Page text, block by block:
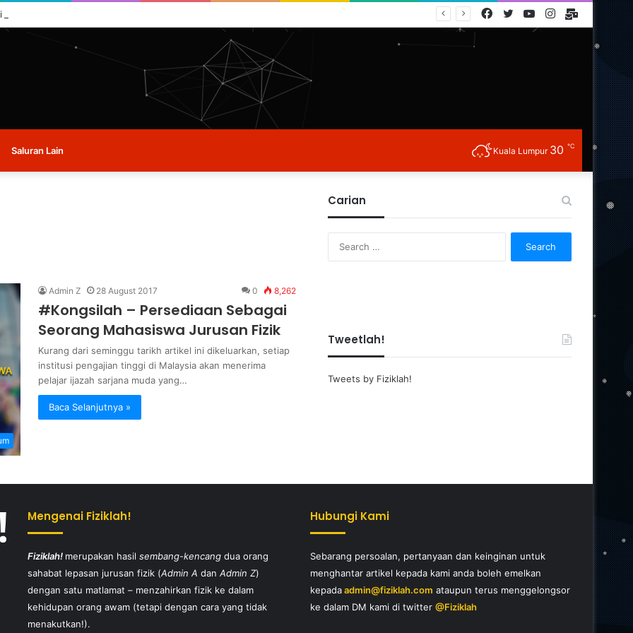
masa ini.
E-
Instagram
YouTube
Twitter
Facebook
Saluran Lain Kuala Lumpur 30 ℃
Admin Z 28 August 2017 0 8,262
#Kongsilah – Persediaan Sebagai
Seorang Mahasiswa Jurusan Fizik
Kurang dari seminggu tarikh artikel ini dikeluarkan, setiap
institusi pengajian tinggi di Malaysia akan menerima
pelajar ijazah sarjana muda yang…
Baca Selanjutnya »
Carian
Tweetlah!
Tweets by Fiziklah!
Mengenai Fiziklah!
Fiziklah! merupakan hasil sembang-kencang dua orang
sahabat lepasan jurusan fizik (Admin A dan Admin Z)
dengan satu matlamat – menzahirkan fizik ke dalam
kehidupan orang awam (tetapi dengan cara yang tidak
menakutkan!).
Hubungi Kami
Sebarang persoalan, pertanyaan dan keinginan untuk
menghantar artikel kepada kami anda boleh emelkan
kepadaadmin@fiziklah.com ataupun terus menggelongsor
ke dalam DM kami di twitter @Fiziklah